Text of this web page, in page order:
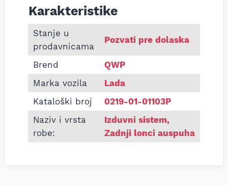
Informacije o Zadnji lonac auspuha Lada 1300 1500
Karakteristike
Stanje u
prodavnicama
Pozvati pre dolaska
Brend
QWP
Marka vozila
Lada
Kataloški broj
0219-01-01103P
Naziv i vrsta
robe:
Izduvni sistem,
Zadnji lonci auspuha